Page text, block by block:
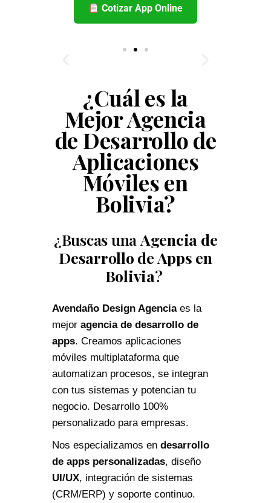
Cotizar App Online
¿Cuál es la
Mejor Agencia
de Desarrollo de
Aplicaciones
Móviles en
Bolivia?
¿Buscas unaAgencia de
Desarrollo de Apps en
Bolivia?
Avendaño Design Agenciaes la
mejor agencia de desarrollo de
apps. Creamos aplicaciones
móviles multiplataforma que
automatizan procesos, se integran
con tus sistemas y potencian tu
negocio. Desarrollo 100%
personalizado para empresas.
Nos especializamos en desarrollo
de apps personalizadas, diseño
UI/UX, integración de sistemas
(CRM/ERP) y soporte continuo.